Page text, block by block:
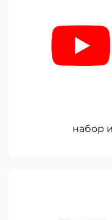
набор